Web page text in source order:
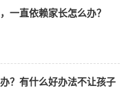
一直依赖家长怎么办？
？有什么好办法不让孩子